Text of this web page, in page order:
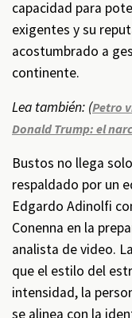
capacidad para
exigentes y su
acostumbrado a
continente.
Lea también: (Petro
Donald Trump: el
Bustos no llega
respaldado por un
Edgardo Adinolfi
Conenna en la
analista de video.
que el estilo del
intensidad, la
se alinea con la